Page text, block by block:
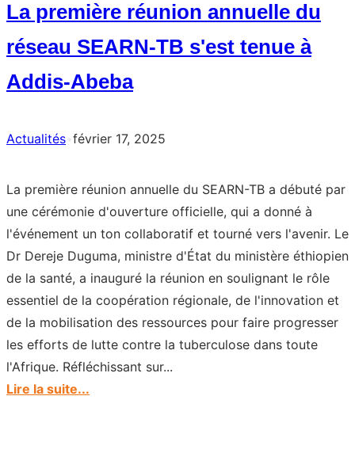
2025:
top
findings
and
La première réunion annuelle du
réseau SEARN-TB s'est tenue à
Addis-Abeba
Actualités février 17, 2025
La première réunion annuelle du SEARN-TB a débuté par
une cérémonie d'ouverture officielle, qui a donné à
l'événement un ton collaboratif et tourné vers l'avenir. Le
Dr Dereje Duguma, ministre d'État du ministère éthiopien
de la santé, a inauguré la réunion en soulignant le rôle
essentiel de la coopération régionale, de l'innovation et
de la mobilisation des ressources pour faire progresser
les efforts de lutte contre la tuberculose dans toute
l'Afrique. Réfléchissant sur...
Lire la suite...